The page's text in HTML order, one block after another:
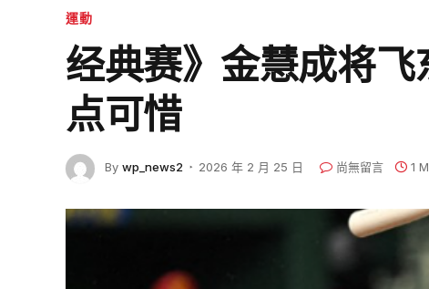
運動
经典赛》金慧成将
点可惜
By wp_news2 2026 年 2 月 25 日 尚無留言 1